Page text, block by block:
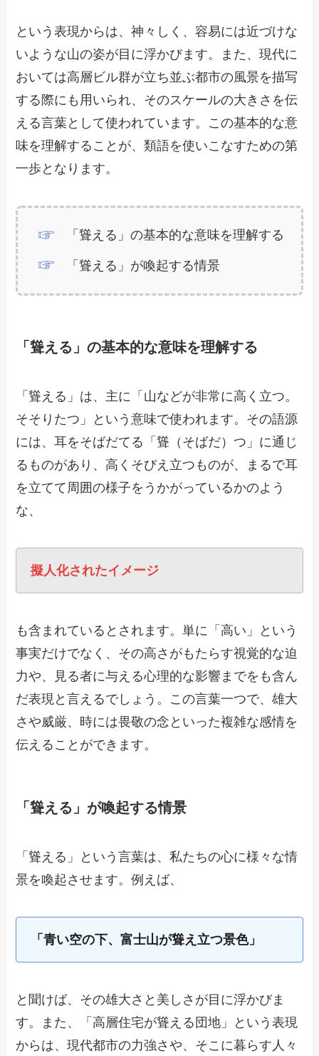
という表現からは、神々しく、容易には近づけな
いような山の姿が目に浮かびます。また、現代に
おいては高層ビル群が立ち並ぶ都市の風景を描写
する際にも用いられ、そのスケールの大きさを伝
える言葉として使われています。この基本的な意
味を理解することが、類語を使いこなすための第
一歩となります。
「聳える」の基本的な意味を理解する
「聳える」が喚起する情景
「聳える」の基本的な意味を理解する
「聳える」は、主に「山などが非常に高く立つ。
そそりたつ」という意味で使われます。その語源
には、耳をそばだてる「聳（そばだ）つ」に通じ
るものがあり、高くそびえ立つものが、まるで耳
を立てて周囲の様子をうかがっているかのよう
な、
擬人化されたイメージ
も含まれているとされます。単に「高い」という
事実だけでなく、その高さがもたらす視覚的な迫
力や、見る者に与える心理的な影響までをも含ん
だ表現と言えるでしょう。この言葉一つで、雄大
さや威厳、時には畏敬の念といった複雑な感情を
伝えることができます。
「聳える」が喚起する情景
「聳える」という言葉は、私たちの心に様々な情
景を喚起させます。例えば、
「青い空の下、富士山が聳え立つ景色」
と聞けば、その雄大さと美しさが目に浮かびま
す。また、「高層住宅が聳える団地」という表現
からは、現代都市の力強さや、そこに暮らす人々